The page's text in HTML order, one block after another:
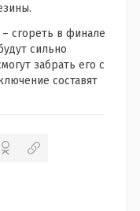
сгореть в финале
сильно
забрать его с
составят